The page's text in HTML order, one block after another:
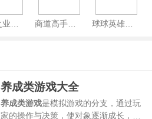
养成类游戏大全
养成类游戏是模拟游戏的分支，通过玩
家的操作与决策，使对象逐渐成长，促